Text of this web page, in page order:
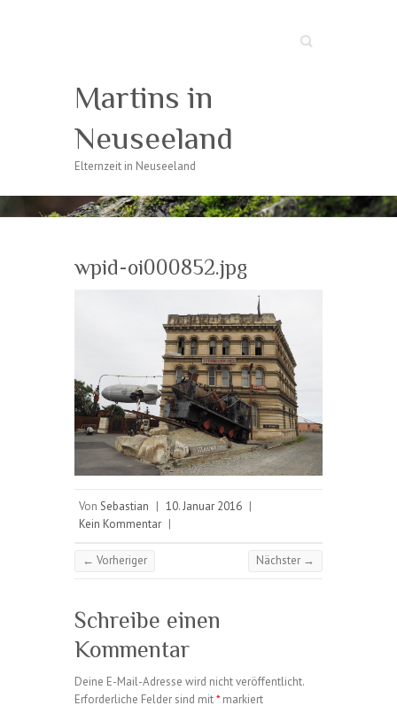
Suche
Martins in
Neuseeland
Elternzeit in Neuseeland
wpid-oi000852.jpg
Von Sebastian | 10. Januar 2016 |
Kein Kommentar |
← Vorheriger Nächster →
Schreibe einen
Kommentar
Deine E-Mail-Adresse wird nicht veröffentlicht.
Erforderliche Felder sind mit* markiert